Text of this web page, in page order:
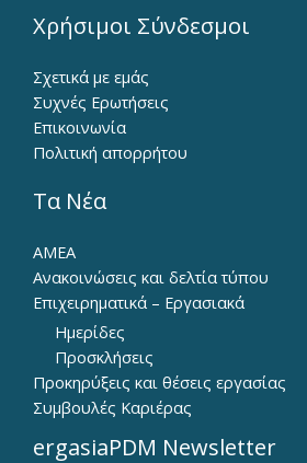
Χρήσιμοι Σύνδεσμοι
Σχετικά με εμάς
Συχνές Ερωτήσεις
Επικοινωνία
Πολιτική απορρήτου
Τα Νέα
ΑΜΕΑ
Ανακοινώσεις και δελτία τύπου
Επιχειρηματικά – Εργασιακά
Ημερίδες
Προσκλήσεις
Προκηρύξεις και θέσεις εργασίας
Συμβουλές Καριέρας
ergasiaPDM Newsletter